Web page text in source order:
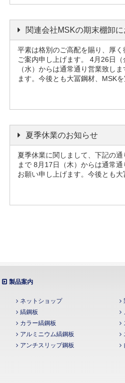
関連会社MSKの期末棚卸
平素は格別のご高配を賜り、厚
ご案内申し上げます。 4月26日
（水）からは通常通り営業致し
ます。今後とも大冨鋼材、MSK
夏季休業のお知らせ
夏季休業に関しまして、下記の
まで 8月17日（木）からは通常
お願い申し上げます。今後とも
製品案内
ネットショップ
縞鋼板
カラー縞鋼板
アルミニウム縞鋼板
アンチスリップ鋼板